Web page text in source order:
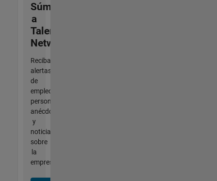
Súmese
a
Talent
Network
Reciba
alertas
de
empleo
personalizadas,
anécdotas
y
noticias
sobre
la
empresa.